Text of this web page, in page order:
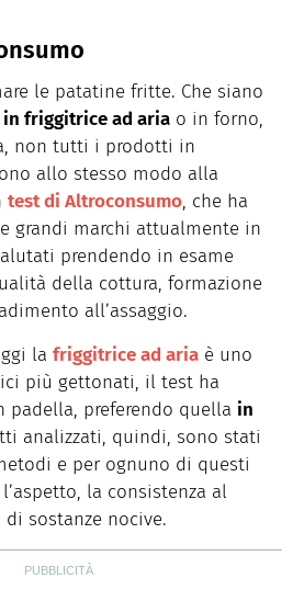
le patatine fritte. Che siano
in friggitrice ad aria o in forno,
non tutti i prodotti in
allo stesso modo alla
test di Altroconsumo, che ha
grandi marchi attualmente in
prendendo in esame
della cottura, formazione
all’assaggio.
la friggitrice ad aria è uno
più gettonati, il test ha
padella, preferendo quella in
analizzati, quindi, sono stati
e per ognuno di questi
la consistenza al
sostanze nocive.